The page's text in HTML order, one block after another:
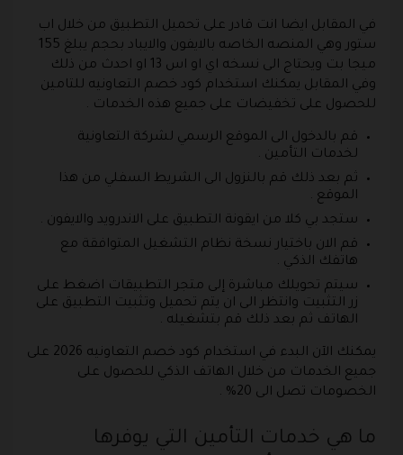
في المقابل ايضا انت قادر على تحميل التطبيق من خلال اب
ستور وهي المنصه الخاصه بالايفون والايباد بحجم يبلغ 155
ميجا بت ويحتاج الى نسخه اي او اس 13 او احدث من ذلك
وفي المقابل يمكنك استخدام كود خصم التعاونيه للتامين
للحصول على تخفيضات على جميع هذه الخدمات .
قم بالدخول الى الموقع الرسمي لشركة التعاونية
لخدمات التأمين .
ثم بعد ذلك قم بالنزول الى الشريط السفلي من هذا
الموقع .
ستجد بي كلا من ايقونة التطبيق على الاندرويد والايفون .
قم الان باختيار نسخة نظام التشغيل المتوافقة مع
هاتفك الذكي .
سيتم تحويلك مباشرة إلى متجر التطبيقات اضغط على
زر التثبيت وانتظر الى ان يتم تحميل وتثبيت التطبيق على
الهاتف ثم بعد ذلك قم بتشغيله .
يمكنك الآن البدء في استخدام كود خصم التعاونيه 2026 على
جميع الخدمات من خلال الهاتف الذكي للحصول على
الخصومات تصل الى 20% .
ما هي خدمات التأمين التي يوفرها